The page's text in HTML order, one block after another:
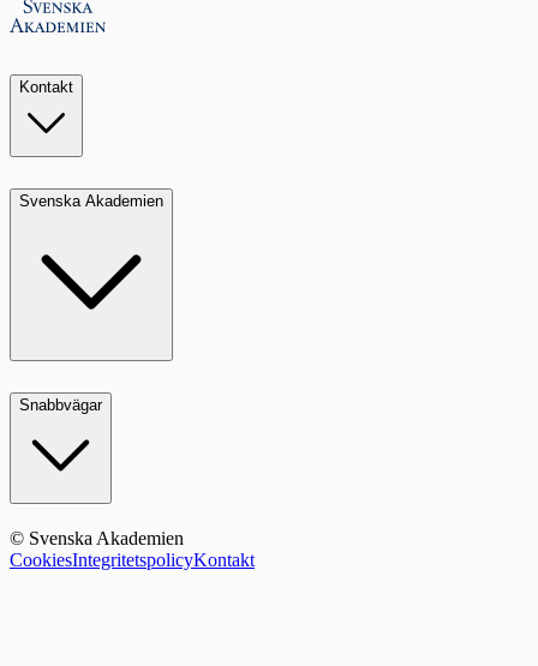
Kontakt
Svenska Akademien
Snabbvägar
© Svenska Akademien
CookiesIntegritetspolicyKontakt